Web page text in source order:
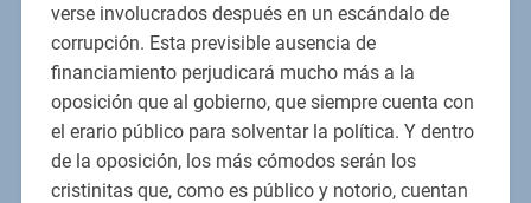
verse involucrados después en un escándalo de
corrupción. Esta previsible ausencia de
financiamiento perjudicará mucho más a la
oposición que al gobierno, que siempre cuenta con
el erario público para solventar la política. Y dentro
de la oposición, los más cómodos serán los
cristinitas que, como es público y notorio, cuentan